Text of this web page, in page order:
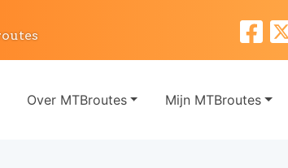
Over MTBroutes Mijn MTBroutes